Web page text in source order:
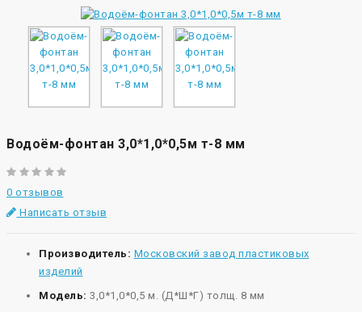
Водоём-фонтан 3,0*1,0*0,5м т-8 мм
0 отзывов
Написать отзыв
Производитель: Московский завод пластиковых
изделий
Модель: 3,0*1,0*0,5 м. (Д*Ш*Г) толщ. 8 мм